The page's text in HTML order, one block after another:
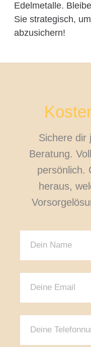
Edelmetalle.
Sie strategisch,
abzusichern!
Sichere dir
Beratung.
persönlich.
heraus,